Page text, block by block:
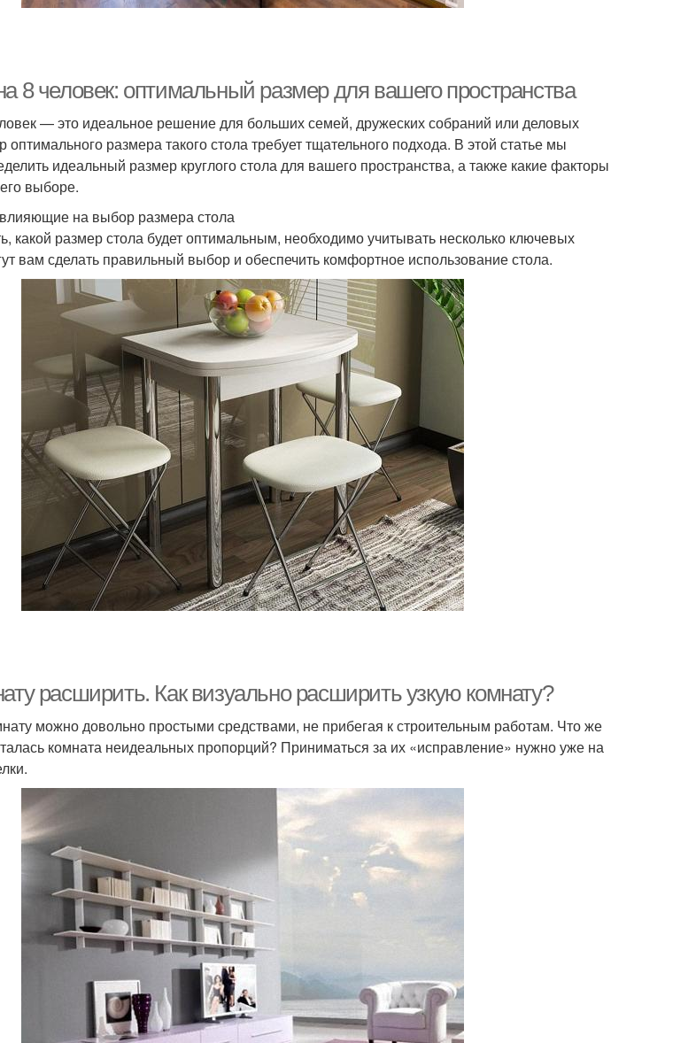
8 человек: оптимальный размер для вашего пространства
— это идеальное решение для больших семей, дружеских собраний или деловых
оптимального размера такого стола требует тщательного подхода. В этой статье мы
идеальный размер круглого стола для вашего пространства, а также какие факторы
выборе.
на выбор размера стола
какой размер стола будет оптимальным, необходимо учитывать несколько ключевых
вам сделать правильный выбор и обеспечить комфортное использование стола.
расширить. Как визуально расширить узкую комнату?
можно довольно простыми средствами, не прибегая к строительным работам. Что же
комната неидеальных пропорций? Приниматься за их «исправление» нужно уже на